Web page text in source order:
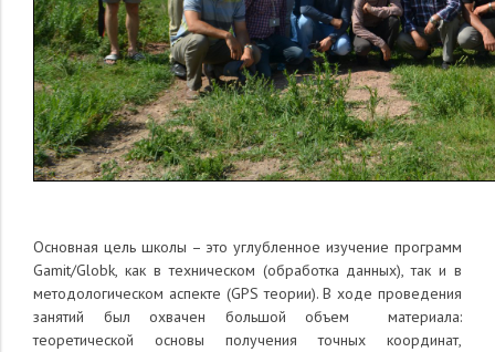
Основная цель школы – это углубленное изучение программ
Gamit/Globk, как в техническом (обработка данных), так и в
методологическом аспекте (GPS теории). В ходе проведения
занятий был охвачен большой объем материала:
теоретической основы получения точных координат,